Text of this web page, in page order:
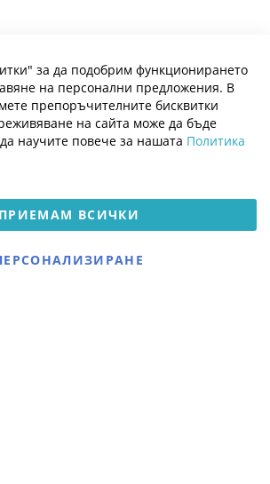
магазин
и поддържан
за да подобрим функционирането
на персонални предложения. В
препоръчителните бисквитки
на сайта може да бъде
научите повече за нашата Политика
ПРИЕМАМ ВСИЧКИ